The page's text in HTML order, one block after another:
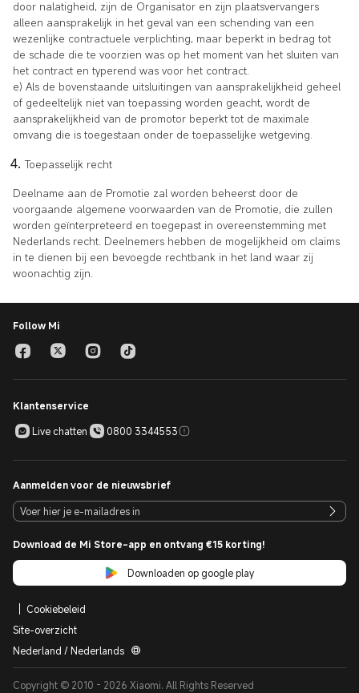
door nalatigheid, zijn de Organisator en zijn plaatsvervangers
alleen aansprakelijk in het geval van een schending van een
wezenlijke contractuele verplichting, maar beperkt in bedrag tot
de schade die te voorzien was op het moment van het sluiten van
het contract en typerend was voor het contract.
e) Als de bovenstaande uitsluitingen van aansprakelijkheid geheel
of gedeeltelijk niet van toepassing worden geacht, wordt de
aansprakelijkheid van de promotor beperkt tot de maximale
omvang die is toegestaan onder de toepasselijke wetgeving.
Toepasselijk recht
Deelname aan de Promotie zal worden beheerst door de
voorgaande algemene voorwaarden van de Promotie, die zullen
worden geïnterpreteerd en toegepast in overeenstemming met
Nederlands recht. Deelnemers hebben de mogelijkheid om claims
in te dienen bij een bevoegde rechtbank in het land waar zij
woonachtig zijn.
Follow Mi
Klantenservice
Live chatten
0800 3344553
Aanmelden voor de nieuwsbrief
Download de Mi Store-app en ontvang €15 korting!
Downloaden op google play
Cookiebeleid
Site-overzicht
Nederland / Nederlands
Copyright © 2010 - 2026 Xiaomi. All Rights Reserved